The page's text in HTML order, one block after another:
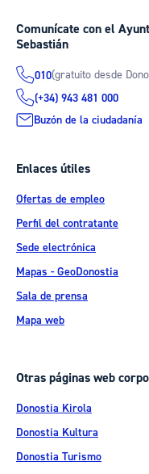
Comunícate con el
Sebastián
010(gratuito desde
(+34) 943 481 000
Buzón de la ciudadanía
Enlaces útiles
Ofertas de empleo
Perfil del contratante
Sede electrónica
Mapas - GeoDonostia
Sala de prensa
Mapa web
Otras páginas web
Donostia Kirola
Donostia Kultura
Donostia Turismo